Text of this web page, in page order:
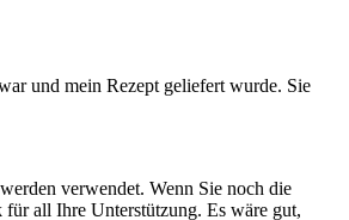
und mein Rezept geliefert wurde. Sie
verwendet. Wenn Sie noch die
all Ihre Unterstützung. Es wäre gut,